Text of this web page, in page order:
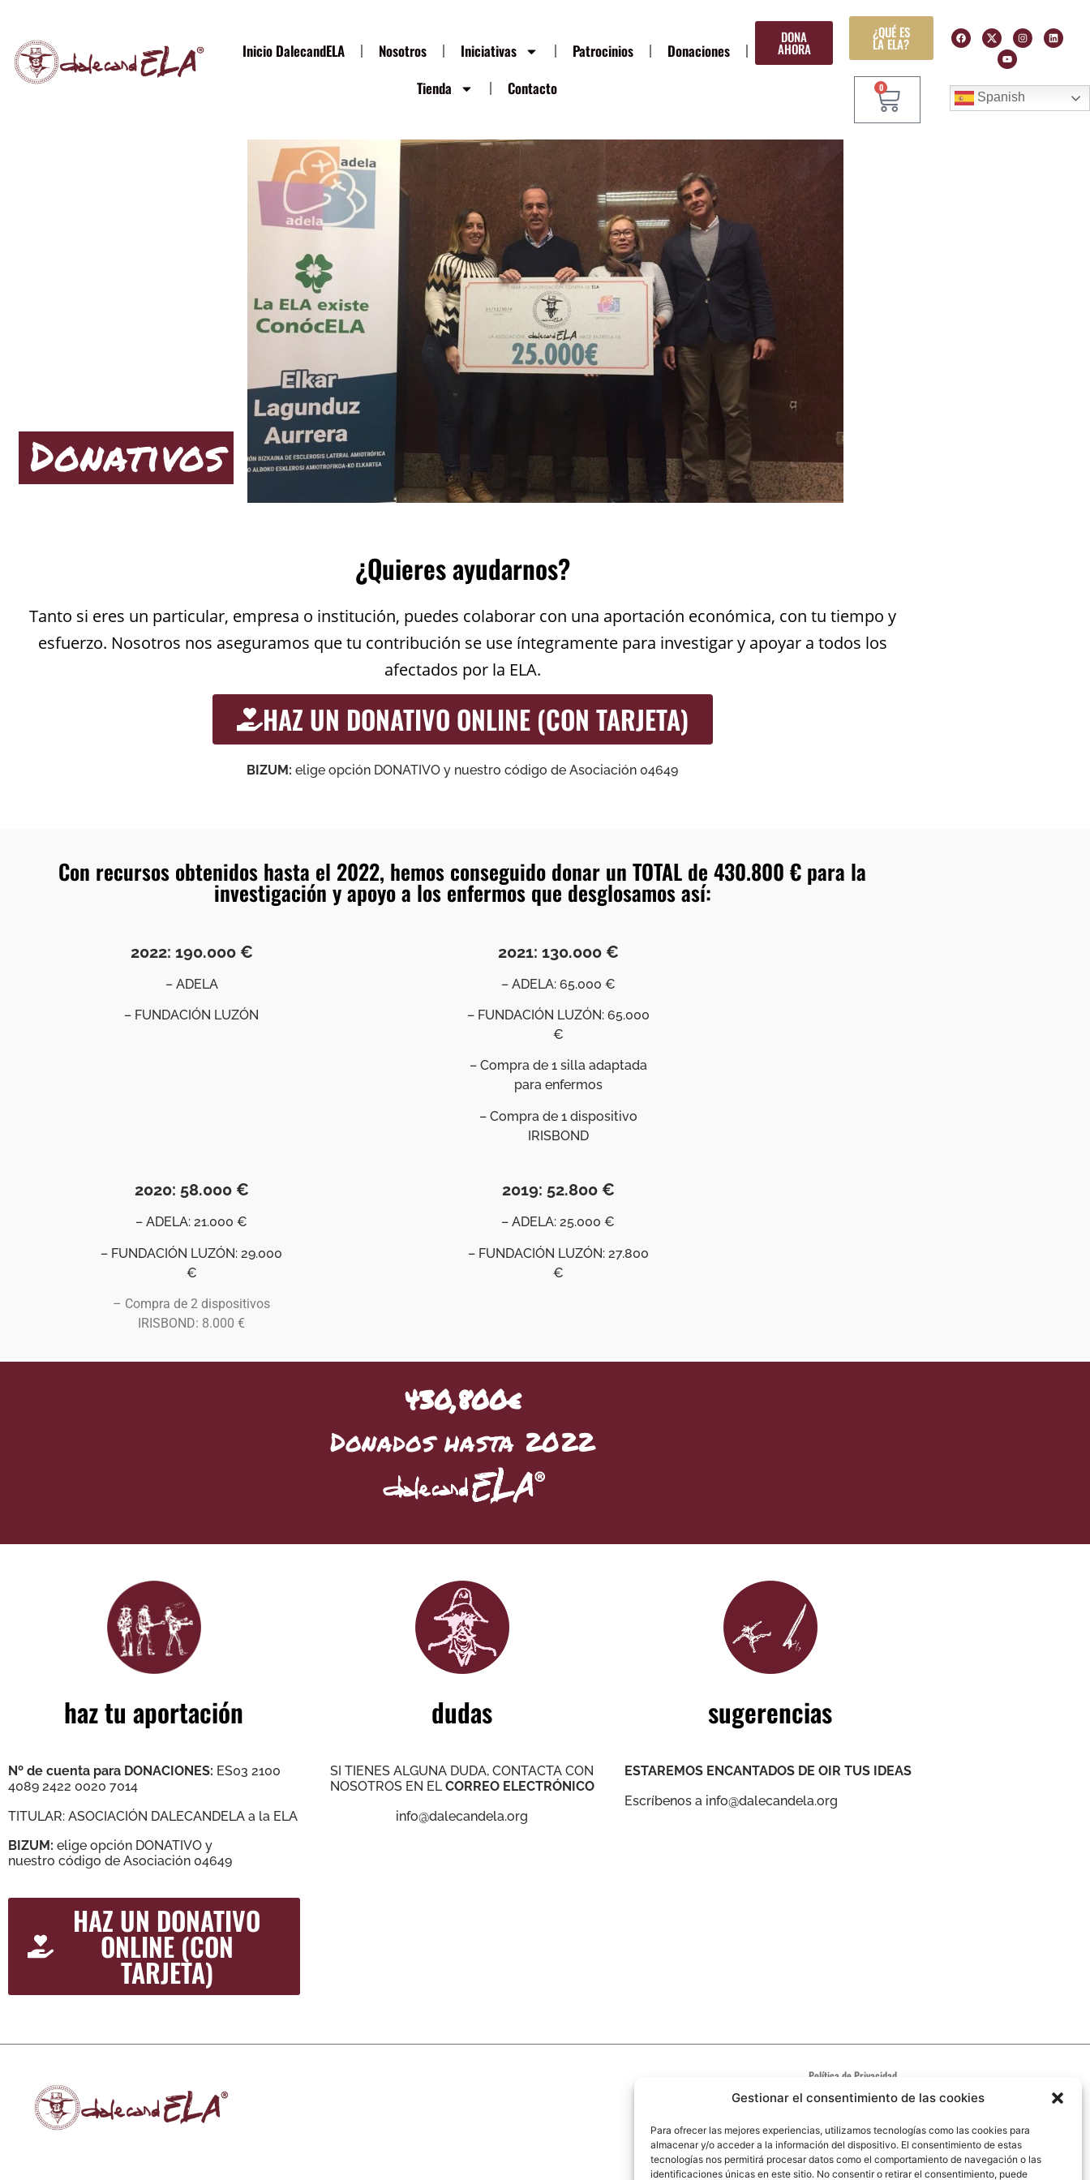
Gestionar el consentimiento de las cookies
Para ofrecer las mejores experiencias, utilizamos tecnologías como las cookies para
almacenar y/o acceder a la información del dispositivo. El consentimiento de estas
tecnologías nos permitirá procesar datos como el comportamiento de navegación o las
identificaciones únicas en este sitio. No consentir o retirar el consentimiento, puede
Inicio DalecandELA Nosotros Iniciativas Patrocinios
Donaciones
Tienda
Contacto
DONA
AHORA
¿QUÉ ES
LA ELA?
0
Spanish
Donativos
¿Quieres ayudarnos?
Tanto si eres un particular, empresa o institución, puedes colaborar con una aportación económica, con tu tiempo y
esfuerzo. Nosotros nos aseguramos que tu contribución se use íntegramente para investigar y apoyar a todos los
afectados por la ELA.
HAZ UN DONATIVO ONLINE (CON TARJETA)
BIZUM: elige opción DONATIVO y nuestro código de Asociación 04649
Con recursos obtenidos hasta el 2022, hemos conseguido donar un TOTAL de 430.800 € para la
investigación y apoyo a los enfermos que desglosamos así:
2022: 190.000 €
– ADELA
– FUNDACIÓN LUZÓN
2021: 130.000 €
– ADELA: 65.000 €
– FUNDACIÓN LUZÓN: 65.000
€
– Compra de 1 silla adaptada
para enfermos
– Compra de 1 dispositivo
IRISBOND
2020: 58.000 €
– ADELA: 21.000 €
– FUNDACIÓN LUZÓN: 29.000
€
– Compra de 2 dispositivos
IRISBOND: 8.000 €
2019: 52.800 €
– ADELA: 25.000 €
– FUNDACIÓN LUZÓN: 27.800
€
430,800€
Donados hasta 2022
haz tu aportación
Nº de cuenta para DONACIONES: ES03 2100
4089 2422 0020 7014
TITULAR: ASOCIACIÓN DALECANDELA a la ELA
BIZUM: elige opción DONATIVO y
nuestro código de Asociación 04649
HAZ UN DONATIVO
ONLINE (CON
TARJETA)
dudas
SI TIENES ALGUNA DUDA, CONTACTA CON
NOSOTROS EN ELCORREO ELECTRÓNICO
info@dalecandela.org
sugerencias
ESTAREMOS ENCANTADOS DE OIR TUS IDEAS
Escríbenos a info@dalecandela.org
Política de Privacidad
Aviso Legal
Código ético